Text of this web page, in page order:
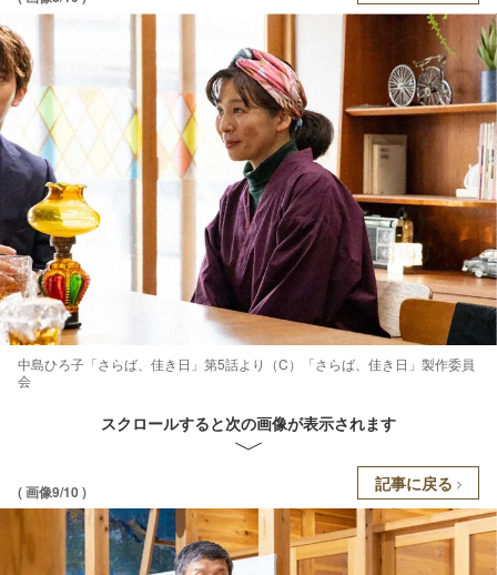
中島ひろ子「さらば、佳き日」第5話より（C）「さらば、佳き日」製作委員
会
スクロールすると次の画像が表示されます
( 画像9/10 ) 記事に戻る